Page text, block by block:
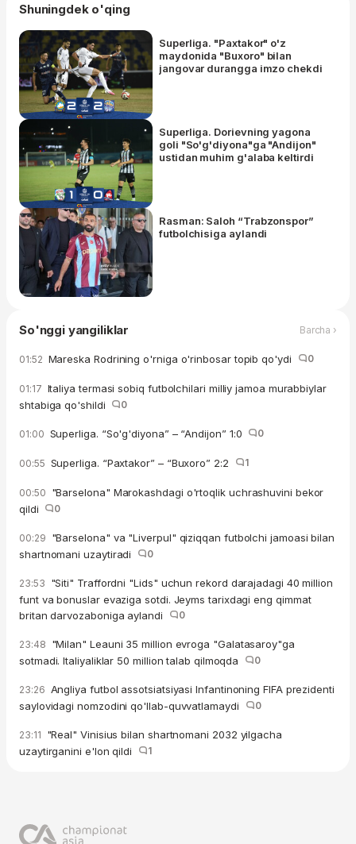
Shuningdek o'qing
Superliga. "Paxtakor" o'z
maydonida "Buxoro" bilan
jangovar durangga imzo chekdi
Superliga. Dorievning yagona
goli "So'g'diyona"ga "Andijon"
ustidan muhim g'alaba keltirdi
Rasman: Saloh “Trabzonspor”
futbolchisiga aylandi
So'nggi yangiliklar Barcha ›
01:52 Mareska Rodrining o'rniga o'rinbosar topib qo'ydi 0
01:17 Italiya termasi sobiq futbolchilari milliy jamoa murabbiylar
shtabiga qo'shildi
0
01:00 Superliga. “So'g'diyona” – “Andijon” 1:0 0
00:55 Superliga. “Paxtakor” – “Buxoro” 2:2 1
00:50 "Barselona" Marokashdagi o'rtoqlik uchrashuvini bekor
qildi
0
00:29 "Barselona" va "Liverpul" qiziqqan futbolchi jamoasi bilan
shartnomani uzaytiradi
0
23:53 "Siti" Traffordni "Lids" uchun rekord darajadagi 40 million
funt va bonuslar evaziga sotdi. Jeyms tarixdagi eng qimmat
britan darvozaboniga aylandi
0
23:48 "Milan" Leauni 35 million evroga "Galatasaroy"ga
sotmadi. Italiyaliklar 50 million talab qilmoqda
0
23:26 Angliya futbol assotsiatsiyasi Infantinoning FIFA prezidenti
saylovidagi nomzodini qo'llab-quvvatlamaydi
0
23:11 "Real" Vinisius bilan shartnomani 2032 yilgacha
uzaytirganini e'lon qildi
1